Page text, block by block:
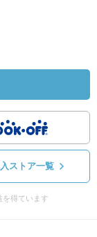
ストア一覧
を得ています